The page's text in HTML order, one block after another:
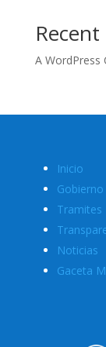
A WordPress
Inicio
Gobierno
Tramites
Noticias
Gaceta